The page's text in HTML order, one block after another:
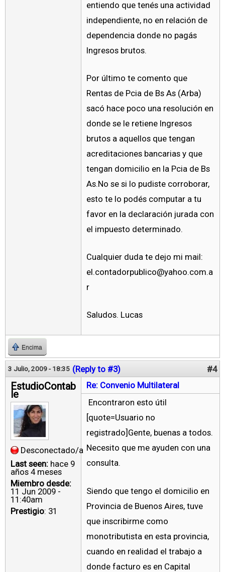
entiendo que tenés una actividad
independiente, no en relación de
dependencia donde no pagás
Ingresos brutos.
Por último te comento que
Rentas de Pcia de Bs As (Arba)
sacó hace poco una resolución en
donde se le retiene Ingresos
brutos a aquellos que tengan
acreditaciones bancarias y que
tengan domicilio en la Pcia de Bs
As.No se si lo pudiste corroborar,
esto te lo podés computar a tu
favor en la declaración jurada con
el impuesto determinado.
Cualquier duda te dejo mi mail:
el.contadorpublico@yahoo.com.a
r
Saludos. Lucas
Encima
3 Julio, 2009 - 18:35 (Reply to #3) #4
EstudioContab
le
Desconectado/a
Last seen: hace 9
años 4 meses
Miembro desde:
11 Jun 2009 -
11:40am
Prestigio: 31
Re: Convenio Multilateral
Encontraron esto útil
[quote=Usuario no
registrado]Gente, buenas a todos.
Necesito que me ayuden con una
consulta.
Siendo que tengo el domicilio en
Provincia de Buenos Aires, tuve
que inscribirme como
monotributista en esta provincia,
cuando en realidad el trabajo a
donde facturo es en Capital